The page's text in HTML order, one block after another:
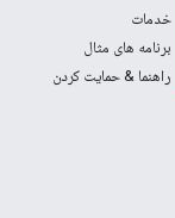
خدمات
برنامه های مثال
راهنما & حمایت کردن